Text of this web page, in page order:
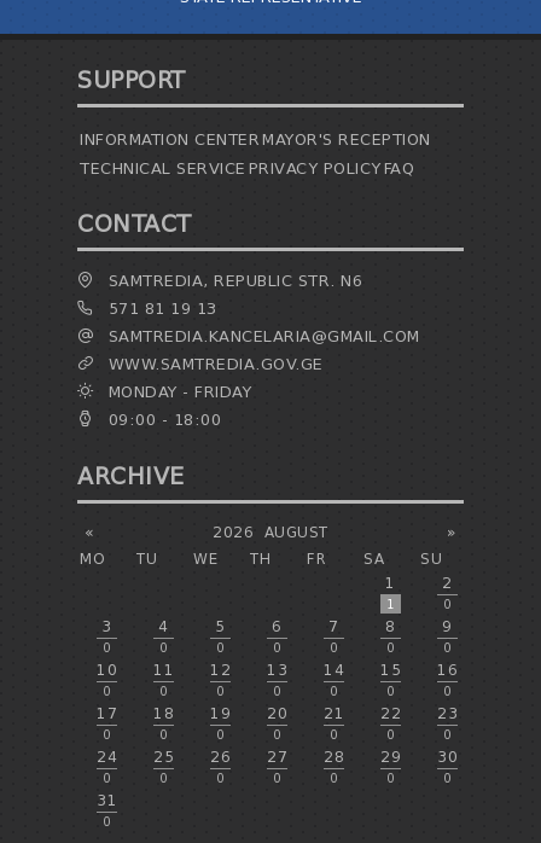
SUPPORT
INFORMATION CENTERMAYOR'S RECEPTION
TECHNICAL SERVICE PRIVACY POLICYFAQ
CONTACT
SAMTREDIA, REPUBLIC STR. N6
571 81 19 13
SAMTREDIA.KANCELARIA@GMAIL.COM
WWW.SAMTREDIA.GOV.GE
MONDAY - FRIDAY
09:00 - 18:00
ARCHIVE
« »
2026
AUGUST
MO
TU WE TH FR SA
SU
1
1
2
0
3
0
4
0
5
0
6
0
7
0
8
0
9
0
10
0
11
0
12
0
13
0
14
0
15
0
16
0
17
0
18
0
19
0
20
0
21
0
22
0
23
0
24
0
25
0
26
0
27
0
28
0
29
0
30
0
31
0